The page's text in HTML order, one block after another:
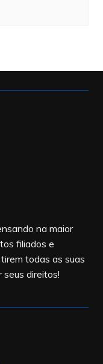
na maior
filiados e
todas as suas
seus direitos!